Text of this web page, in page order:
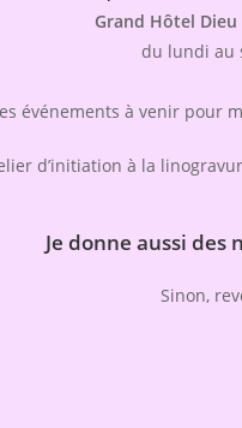
Grand Hôtel Dieu
du lundi au
événements à venir pour
d’initiation à la
Je donne aussi des
Sinon,